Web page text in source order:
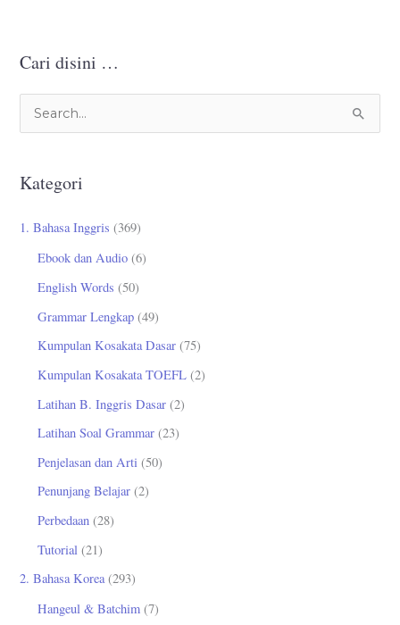
Cari disini …
i
u
Kategori
1. Bahasa Inggris (369)
Ebook dan Audio (6)
English Words (50)
Grammar Lengkap (49)
Kumpulan Kosakata Dasar (75)
Kumpulan Kosakata TOEFL (2)
Latihan B. Inggris Dasar (2)
Latihan Soal Grammar (23)
Penjelasan dan Arti (50)
Penunjang Belajar (2)
Perbedaan (28)
Tutorial (21)
2. Bahasa Korea(293)
Hangeul & Batchim (7)